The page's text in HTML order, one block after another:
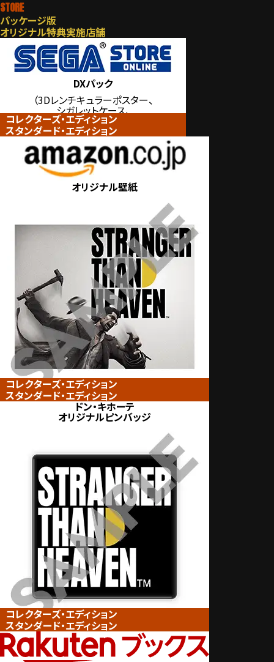
STORE
パッケージ版
オリジナル特典実施店舗
DXパック
（3Dレンチキュラーポスター、
シガレットケース、
ライターケース、
刺繍ワッペン）
コレクターズ・エディション
スタンダード・エディション
オリジナル壁紙
コレクターズ・エディション
スタンダード・エディション
ドン・キホーテ
オリジナルピンバッジ
コレクターズ・エディション
スタンダード・エディション